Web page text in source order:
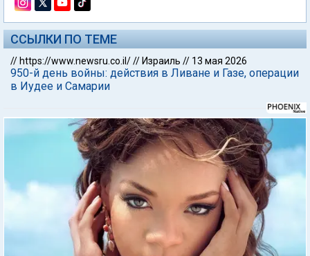
ССЫЛКИ ПО ТЕМЕ
// https://www.newsru.co.il/// Израиль // 13 мая 2026
950-й день войны: действия в Ливане и Газе, операции
в Иудее и Самарии